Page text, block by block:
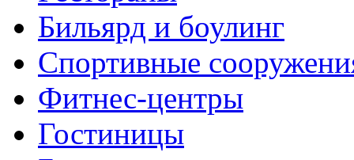
Бильярд и боулинг
Спортивные
Фитнес-центры
Гостиницы